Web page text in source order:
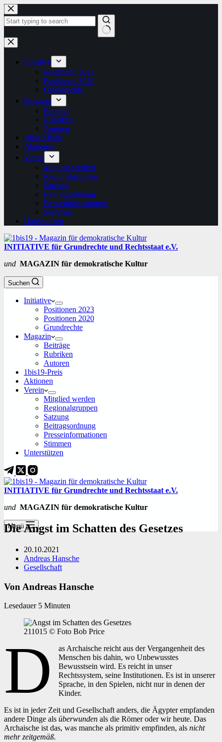
Zum
Inhalt
springen
Keine
Ergebnisse
Initiative
Positionen 2023
Positionen 2020
Grundrechte
Magazin
Beiträge
Rubriken
Autoren
1bis19-Preis
Aktionen
Verein
Mitglied werden
Regionalgruppen
Satzung
Beitragsordnung
Presseinformationen
Stimmen
Unterstützen
INITIATIVE für Grundrechte und Rechtsstaat e.V.
und MAGAZIN für demokratische Kultur
Suchen
Initiative
Positionen 2023
Positionen 2020
Grundrechte
Magazin
Beiträge
Rubriken
Autoren
1bis19-Preis
Aktionen
Verein
Mitglied werden
Regionalgruppen
Satzung
Beitragsordnung
Presseinformationen
Stimmen
Unterstützen
INITIATIVE für Grundrechte und Rechtsstaat e.V.
und MAGAZIN für demokratische Kultur
Menü
Die Angst im Schatten des Gesetzes
20.10.2021
Andreas Hansche
Gesellschaft
Von Andreas Hansche
Lesedauer 5 Minuten
211015 © Foto Bob Price
D
as Archaische reicht aus der Vergangenheit des
Menschen bis dahin, wo Unbewusstes
Bewusstsein wird. Es reicht in unser
Rechtssystem, seine Institutionen. Es ist in unserer
Sprache, in den Spielen, nicht nur in denen der
Kinder.
Es ist in jeder Zeit und Gesellschaft anders, die Ägypter empfanden
andere Dinge als überwunden als die Römer oder wir heute. Das
Archaische ist das, was manche als primitiv empfinden, als nicht
mehr zeitgemäß.